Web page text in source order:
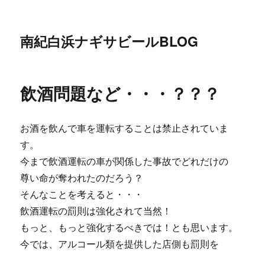
南紀白浜ナギサビールBLOG
飲酒問題など・・・？？？
お酒を飲んで車を運転することは禁止されていま
す。
今まで飲酒運転の車が関係した事故でどれだけの
尊い命が奪われたのだろう？
そんなことを考えると・・・
飲酒運転の罰則は強化されて当然！
もっと、もっと強化するべきでは！とも思います。
今では、アルコール類を提供した店側も罰則を